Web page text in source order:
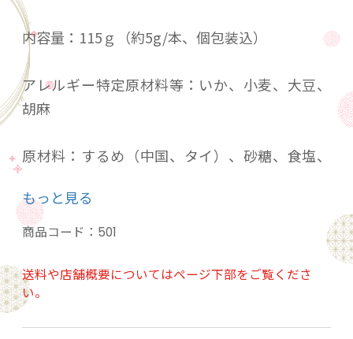
内容量：115ｇ（約5g/本、個包装込）
アレルギー特定原材料等：いか、小麦、大豆、
胡麻
原材料：するめ（中国、タイ）、砂糖、食塩、
胡麻、みそ、パプリカ、胡麻油、ウニペースト
（うに、食塩、還元澱粉糖化物、ほたてエキ
ス）、のり、ウニパウダー（加工うに、食
塩）、唐辛子、調味料（アミノ酸等）、PH調整
剤
もっと見る
商品コード： 501
送料や店舗概要についてはページ下部をご覧くださ
い。